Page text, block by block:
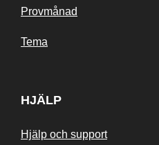
Provmånad
Tema
HJÄLP
Hjälp och support